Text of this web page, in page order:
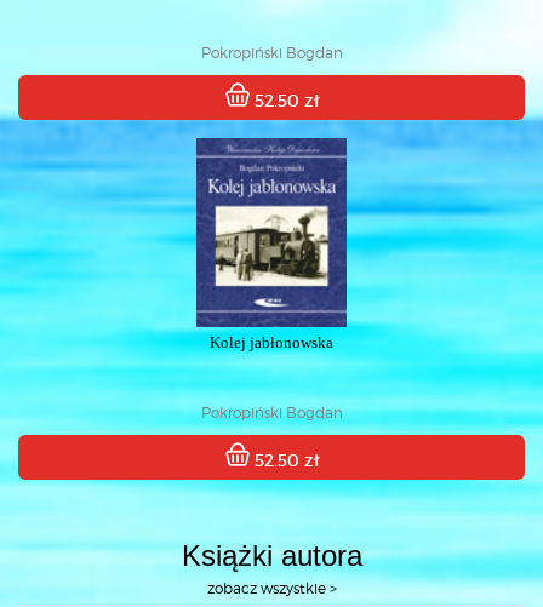
Pokropiński Bogdan
52.50 zł
Kolej jabłonowska
Pokropiński Bogdan
52.50 zł
Książki autora
zobacz wszystkie >